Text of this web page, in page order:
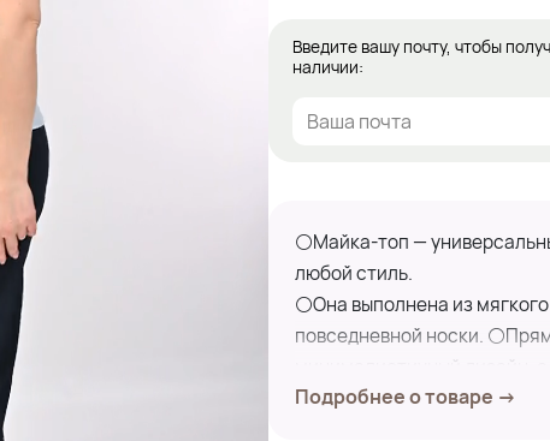
Введите вашу почту, чтобы
наличии:
⚪Майка-топ —
любой стиль.
⚪Она выполнена из
повседневной носки.
минималистичный дизайн,
⚪Такая майка отлично
Подробнее о товаре →